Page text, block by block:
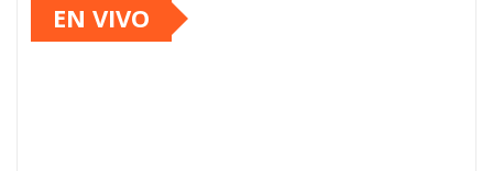
EN VIVO